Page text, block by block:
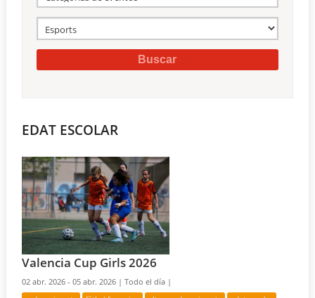
EDAT ESCOLAR
Valencia Cup Girls 2026
02 abr. 2026 - 05 abr. 2026 |Todo el día |